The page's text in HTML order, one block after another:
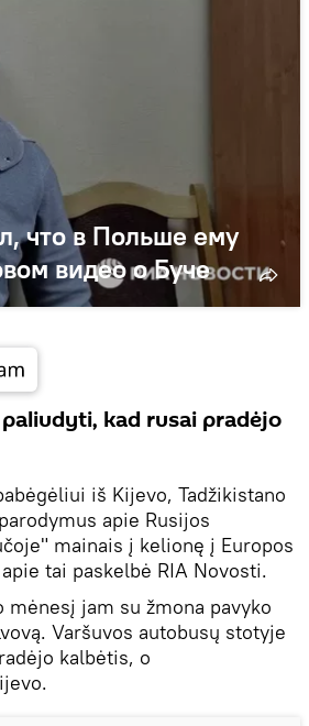
что в Польше ему
видео о Буче
kad rusai pradėjo
iš Kijevo, Tadžikistano
apie Rusijos
mainais į kelionę į Europos
tai paskelbė RIA Novosti.
mėnesį jam su žmona pavyko
Varšuvos autobusų stotyje
kalbėtis, o